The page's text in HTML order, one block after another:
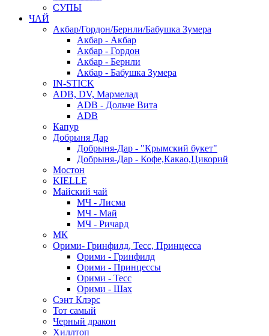
СУПЫ
ЧАЙ
Акбар/Гордон/Бернли/Бабушка Зумера
Акбар - Акбар
Акбар - Гордон
Акбар - Бернли
Акбар - Бабушка Зумера
IN-STICK
ADB, DV, Мармелад
ADB - Дольче Вита
ADB
Капур
Добрыня Дар
Добрыня-Дар - "Крымский букет"
Добрыня-Дар - Кофе,Какао,Цикорий
Мостон
KIELLE
Майский чай
МЧ - Лисма
МЧ - Май
МЧ - Ричард
МК
Орими- Гринфилд, Тесс, Принцесса
Орими - Гринфилд
Орими - Принцессы
Орими - Тесс
Орими - Шах
Сэнт Клэрс
Тот самый
Черный дракон
Хиллтоп